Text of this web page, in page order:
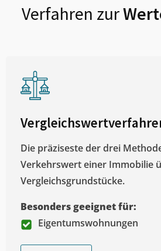
Verfahren zur
Die präziseste der drei
Verkehrswert einer Immobilie
Vergleichsgrundstücke.
Besonders geeignet für:
Eigentumswohnungen